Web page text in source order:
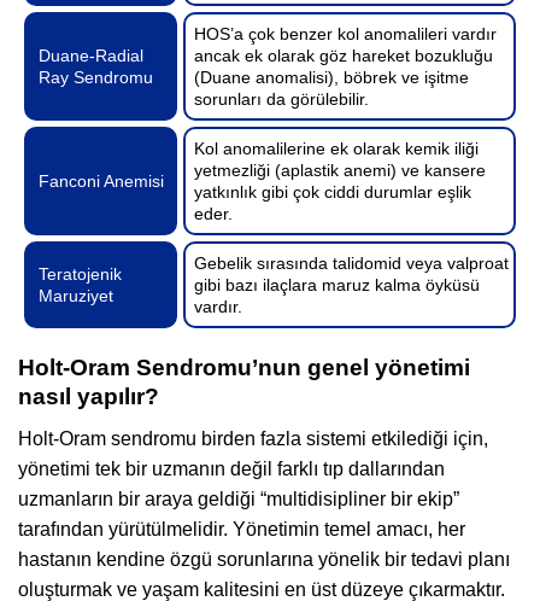
Duane-Radial
Ray Sendromu
HOS’a çok benzer kol anomalileri vardır
ancak ek olarak göz hareket bozukluğu
(Duane anomalisi), böbrek ve işitme
sorunları da görülebilir.
Fanconi Anemisi
Kol anomalilerine ek olarak kemik iliği
yetmezliği (aplastik anemi) ve kansere
yatkınlık gibi çok ciddi durumlar eşlik
eder.
Teratojenik
Maruziyet
Gebelik sırasında talidomid veya valproat
gibi bazı ilaçlara maruz kalma öyküsü
vardır.
Holt-Oram Sendromu’nun genel yönetimi
nasıl yapılır?
Holt-Oram sendromu birden fazla sistemi etkilediği için,
yönetimi tek bir uzmanın değil farklı tıp dallarından
uzmanların bir araya geldiği “multidisipliner bir ekip”
tarafından yürütülmelidir. Yönetimin temel amacı, her
hastanın kendine özgü sorunlarına yönelik bir tedavi planı
oluşturmak ve yaşam kalitesini en üst düzeye çıkarmaktır.